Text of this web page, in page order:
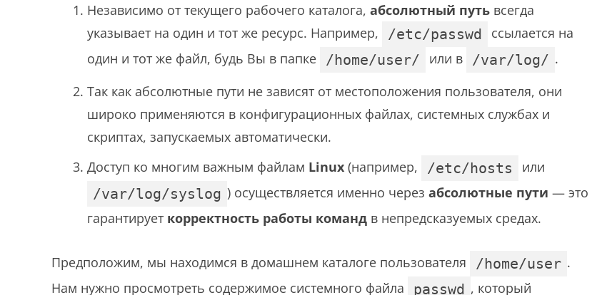
Независимо от текущего рабочего каталога, абсолютный путь всегда
указывает на один и тот же ресурс. Например,
/etc/passwd
ссылается на
один и тот же файл, будь Вы в папке
/home/user/ или в /var/log/ .
Так как абсолютные пути не зависят от местоположения пользователя, они
широко применяются в конфигурационных файлах, системных службах и
скриптах, запускаемых автоматически.
Доступ ко многим важным файлам Linux (например, /etc/hosts
или
/var/log/syslog ) осуществляется именно через абсолютные пути — это
гарантирует корректность работы команд в непредсказуемых средах.
Предположим, мы находимся в домашнем каталоге пользователя /home/user .
Нам нужно просмотреть содержимое системного файла
passwd , который